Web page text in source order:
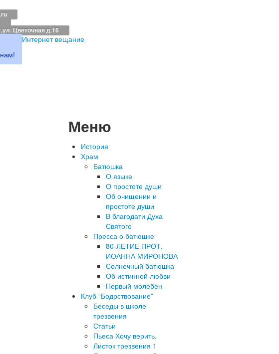
Цветочная д.16
Интернет вещание
Меню
История
Храм
Батюшка
О языке
О простоте души
Об очищении и
простоте души
В благодати Духа
Святого
Пресса о батюшке
80-ЛЕТИЕ ПРОТ.
ИОАННА МИРОНОВА
Солнечный батюшка
Об истинной любви
Первый молебен
Клуб “Бодрствование”
Беседы в школе
трезвения
Статьи
Пьеса Хочу верить.
Листок трезвения 1